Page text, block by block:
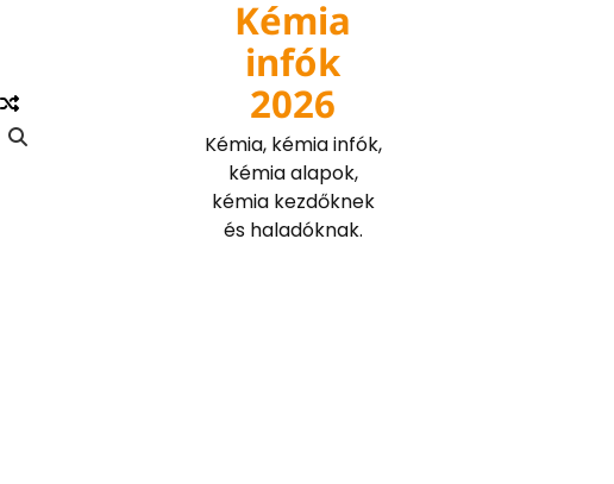
Kémia
infók
2026
Kémia, kémia infók,
kémia alapok,
kémia kezdőknek
és haladóknak.